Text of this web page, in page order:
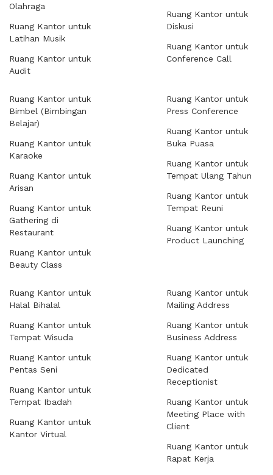
Olahraga
Ruang Kantor untuk
Latihan Musik
Ruang Kantor untuk
Audit
Ruang Kantor untuk
Diskusi
Ruang Kantor untuk
Conference Call
Ruang Kantor untuk
Bimbel (Bimbingan
Belajar)
Ruang Kantor untuk
Karaoke
Ruang Kantor untuk
Arisan
Ruang Kantor untuk
Gathering di
Restaurant
Ruang Kantor untuk
Beauty Class
Ruang Kantor untuk
Press Conference
Ruang Kantor untuk
Buka Puasa
Ruang Kantor untuk
Tempat Ulang Tahun
Ruang Kantor untuk
Tempat Reuni
Ruang Kantor untuk
Product Launching
Ruang Kantor untuk
Halal Bihalal
Ruang Kantor untuk
Tempat Wisuda
Ruang Kantor untuk
Pentas Seni
Ruang Kantor untuk
Tempat Ibadah
Ruang Kantor untuk
Kantor Virtual
Ruang Kantor untuk
Mailing Address
Ruang Kantor untuk
Business Address
Ruang Kantor untuk
Dedicated
Receptionist
Ruang Kantor untuk
Meeting Place with
Client
Ruang Kantor untuk
Rapat Kerja